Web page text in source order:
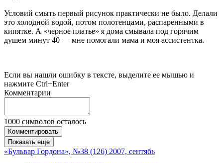
Условий смыть первый рисунок практически не было. Делали
это холодной водой, потом полотенцами, распаренными в
кипятке. А «черное платье» я дома смывала под горячим
душем минут 40 — мне помогали мама и моя ассистентка.
Если вы нашли ошибку в тексте, выделите ее мышью и
нажмите Ctrl+Enter
Комментарии
1000 символов осталось
Комментировать
Показать еще
«Бульвар Гордона», №38 (126) 2007, сентябь